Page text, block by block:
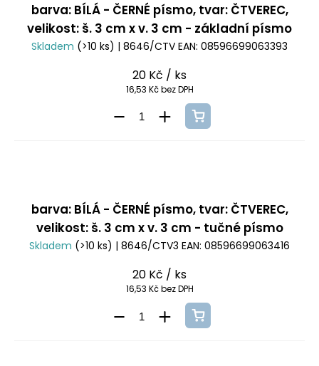
barva: BÍLÁ - ČERNÉ písmo, tvar: ČTVEREC,
velikost: š. 3 cm x v. 3 cm - základní písmo
Skladem (>10 ks) | 8646/CTV EAN: 08596699063393
20 Kč / ks
16,53 Kč bez DPH
barva: BÍLÁ - ČERNÉ písmo, tvar: ČTVEREC,
velikost: š. 3 cm x v. 3 cm - tučné písmo
Skladem (>10 ks) | 8646/CTV3 EAN: 08596699063416
20 Kč / ks
16,53 Kč bez DPH